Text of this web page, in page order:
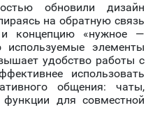
обновили дизайн
на обратную связь
концепцию «‎нужное —
элементы
удобство работы с
использовать
общения: чаты,
для совместной